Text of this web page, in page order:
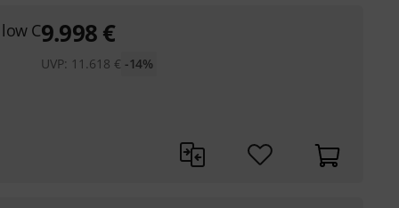
C9.998€
UVP: 11.618 € -14%